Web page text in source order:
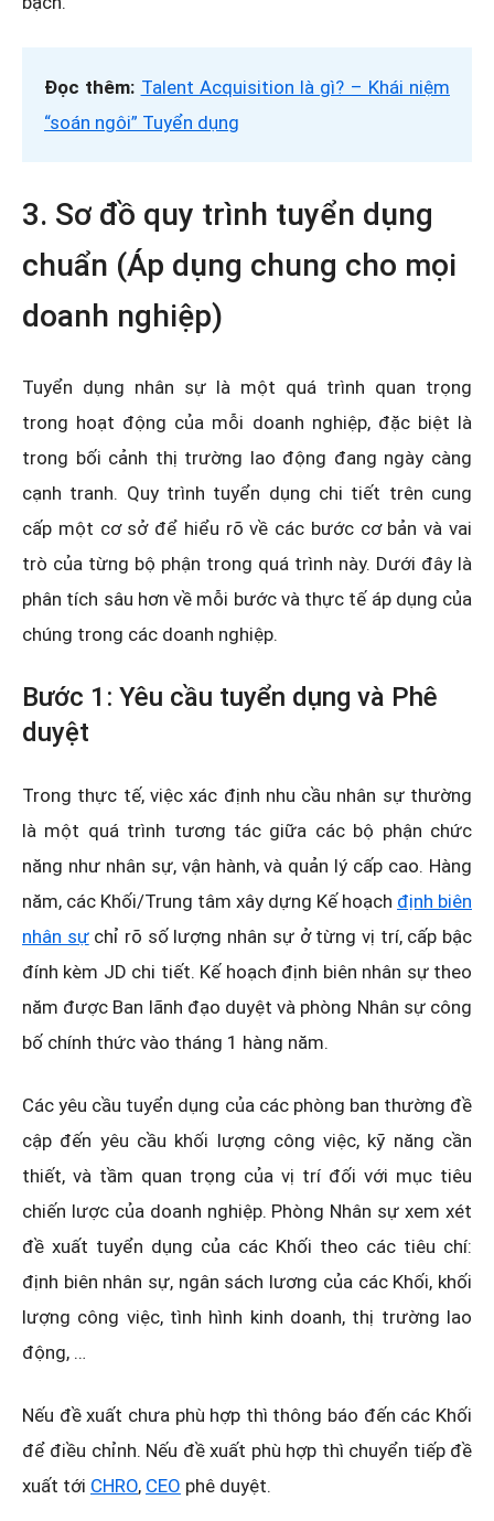
Đọc thêm: Talent Acquisition là gì? – Khái niệm
“soán ngôi” Tuyển dụng
3. Sơ đồ quy trình tuyển dụng
chuẩn (Áp dụng chung cho mọi
doanh nghiệp)
Tuyển dụng nhân sự là một quá trình quan trọng
trong hoạt động của mỗi doanh nghiệp, đặc biệt là
trong bối cảnh thị trường lao động đang ngày càng
cạnh tranh. Quy trình tuyển dụng chi tiết trên cung
cấp một cơ sở để hiểu rõ về các bước cơ bản và vai
trò của từng bộ phận trong quá trình này. Dưới đây là
phân tích sâu hơn về mỗi bước và thực tế áp dụng của
chúng trong các doanh nghiệp.
Bước 1: Yêu cầu tuyển dụng và Phê
duyệt
Trong thực tế, việc xác định nhu cầu nhân sự thường
là một quá trình tương tác giữa các bộ phận chức
năng như nhân sự, vận hành, và quản lý cấp cao. Hàng
năm, các Khối/Trung tâm xây dựng Kế hoạch định biên
nhân sựchỉ rõ số lượng nhân sự ở từng vị trí, cấp bậc
đính kèm JD chi tiết. Kế hoạch định biên nhân sự theo
năm được Ban lãnh đạo duyệt và phòng Nhân sự công
bố chính thức vào tháng 1 hàng năm.
Các yêu cầu tuyển dụng của các phòng ban thường đề
cập đến yêu cầu khối lượng công việc, kỹ năng cần
thiết, và tầm quan trọng của vị trí đối với mục tiêu
chiến lược của doanh nghiệp. Phòng Nhân sự xem xét
đề xuất tuyển dụng của các Khối theo các tiêu chí:
định biên nhân sự, ngân sách lương của các Khối, khối
lượng công việc, tình hình kinh doanh, thị trường lao
động, …
Nếu đề xuất chưa phù hợp thì thông báo đến các Khối
để điều chỉnh. Nếu đề xuất phù hợp thì chuyển tiếp đề
xuất tới CHRO, CEO phê duyệt.